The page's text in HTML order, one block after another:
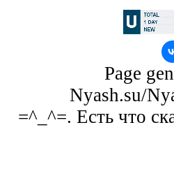
Page
Nyash.su/
=^_^=. Есть что